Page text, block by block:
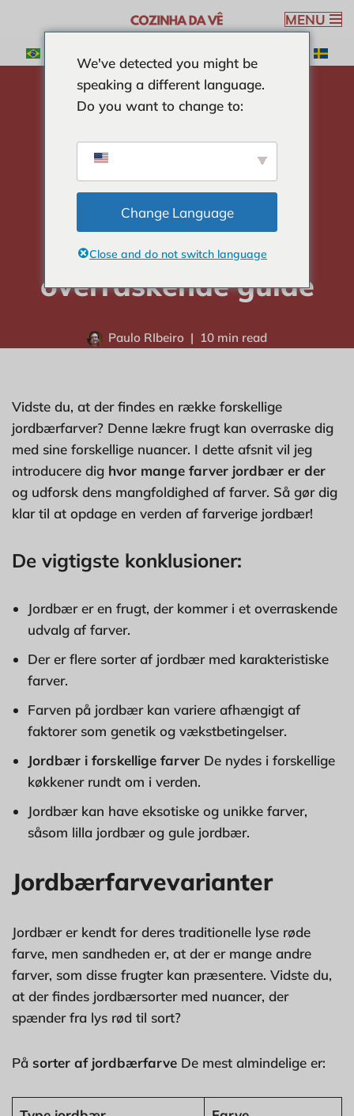
til
MENU
INGREDIENSER
Find ud af, hvor mange
jordbærfarver der findes: En overraskende guide
Find ud af, hvor
mange
jordbærfarver der
findes: En
overraskende guide
Paulo RIbeiro 10 min read
Vidste du, at der findes en række forskellige
jordbærfarver? Denne lækre frugt kan overraske dig
med sine forskellige nuancer. I dette afsnit vil jeg
introducere dig hvor mange farver jordbær er der
og udforsk dens mangfoldighed af farver. Så gør dig
klar til at opdage en verden af farverige jordbær!
De vigtigste konklusioner:
Jordbær er en frugt, der kommer i et overraskende
udvalg af farver.
Der er flere sorter af jordbær med karakteristiske
farver.
Farven på jordbær kan variere afhængigt af
faktorer som genetik og vækstbetingelser.
Jordbær i forskellige farver De nydes i forskellige
køkkener rundt om i verden.
Jordbær kan have eksotiske og unikke farver,
såsom lilla jordbær og gule jordbær.
Jordbærfarvevarianter
Jordbær er kendt for deres traditionelle lyse røde
farve, men sandheden er, at der er mange andre
farver, som disse frugter kan præsentere. Vidste du,
at der findes jordbærsorter med nuancer, der
spænder fra lys rød til sort?
På sorter af jordbærfarve De mest almindelige er:
We've detected you might be
speaking a different language.
Do you want to change to:
Change Language
Close and do not switch language